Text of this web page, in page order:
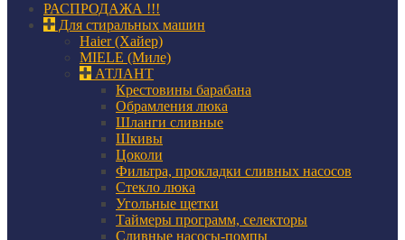
РАСПРОДАЖА !!!
Для стиральных машин
Haier (Хайер)
MIELE (Миле)
АТЛАНТ
Крестовины барабана
Обрамления люка
Шланги сливные
Шкивы
Цоколи
Фильтра, прокладки сливных насосов
Стекло люка
Угольные щетки
Таймеры программ, селекторы
Сливные насосы-помпы